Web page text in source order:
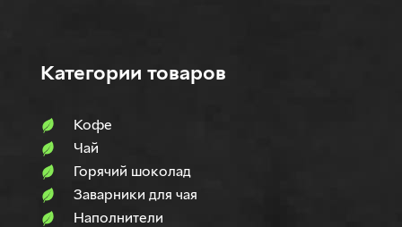
Категории товаров
Кофе
Чай
Горячий шоколад
Заварники для чая
Наполнители